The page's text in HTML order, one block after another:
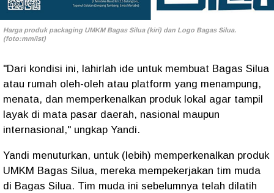
Harga produk packaging UMKM Bagas Silua (kiri) dan Logo Bagas Silua.
(foto:mm/ist)
"Dari kondisi ini, lahirlah ide untuk membuat Bagas Silua
atau rumah oleh-oleh atau platform yang menampung,
menata, dan memperkenalkan produk lokal agar tampil
layak di mata pasar daerah, nasional maupun
internasional," ungkap Yandi.
Yandi menuturkan, untuk (lebih) memperkenalkan produk
UMKM Bagas Silua, mereka mempekerjakan tim muda
di Bagas Silua. Tim muda ini sebelumnya telah dilatih